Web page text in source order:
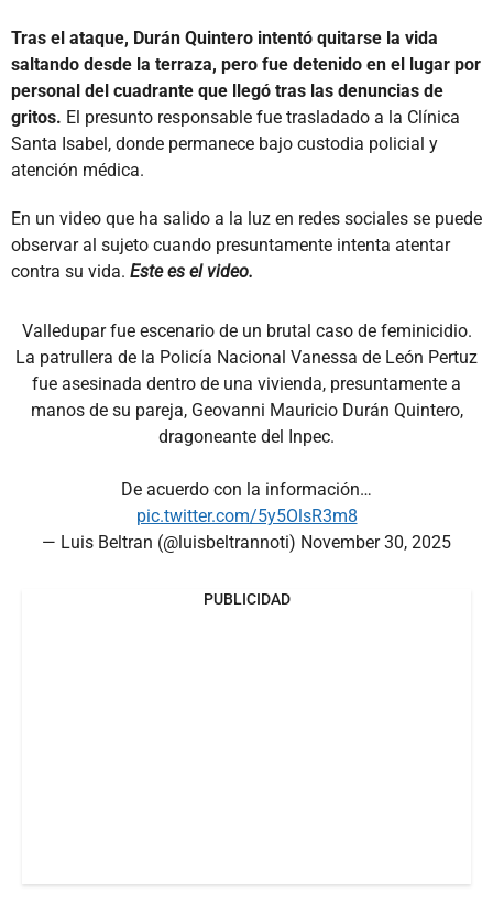
Tras el ataque, Durán Quintero intentó quitarse la vida
saltando desde la terraza, pero fue detenido en el lugar por
personal del cuadrante que llegó tras las denuncias de
gritos. El presunto responsable fue trasladado a la Clínica
Santa Isabel, donde permanece bajo custodia policial y
atención médica.
En un video que ha salido a la luz en redes sociales se puede
observar al sujeto cuando presuntamente intenta atentar
contra su vida. Este es el video.
Valledupar fue escenario de un brutal caso de feminicidio.
La patrullera de la Policía Nacional Vanessa de León Pertuz
fue asesinada dentro de una vivienda, presuntamente a
manos de su pareja, Geovanni Mauricio Durán Quintero,
dragoneante del Inpec.
De acuerdo con la información…
pic.twitter.com/5y5OlsR3m8
— Luis Beltran (@luisbeltrannoti) November 30, 2025
PUBLICIDAD